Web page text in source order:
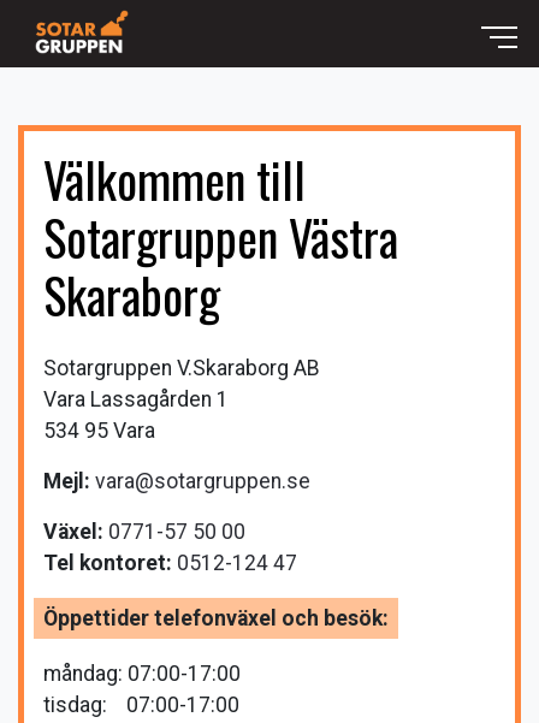
Spolning
Bokningsportalen
Boka Mariestad
Kontakt
Sotargruppen Mariestad/Skövde
Sotargruppen Herrljunga
Sotargruppen Helsingborg
Välkommen till
Sotargruppen Västra
Skaraborg
Sotargruppen V.Skaraborg AB
Vara Lassagården 1
534 95 Vara
Mejl: vara@sotargruppen.se
Växel: 0771-57 50 00
Tel kontoret: 0512-124 47
Öppettider telefonväxel och besök:
måndag: 07:00-17:00
tisdag: 07:00-17:00